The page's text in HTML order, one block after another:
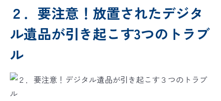
２．要注意！放置されたデジタ
ル遺品が引き起こす3つのトラブ
ル